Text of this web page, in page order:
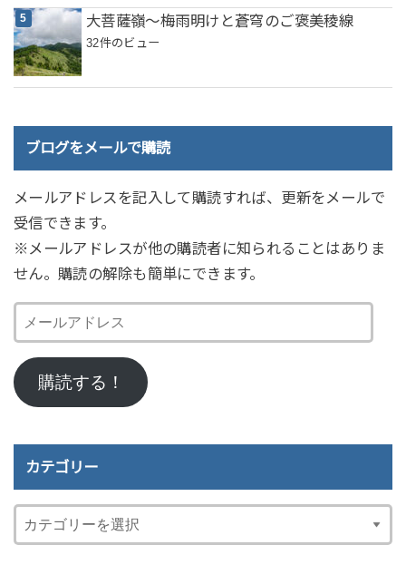
大菩薩嶺～梅雨明けと蒼穹のご褒美稜線
32件のビュー
ブログをメールで購読
メールアドレスを記入して購読すれば、更新をメールで
受信できます。
※メールアドレスが他の購読者に知られることはありま
せん。購読の解除も簡単にできます。
ー
ル
ア
レ
ス
購読する！
カテゴリー